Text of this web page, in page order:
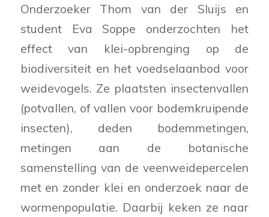
Onderzoeker Thom van der Sluijs en
student Eva Soppe onderzochten het
effect van klei-opbrenging op de
biodiversiteit en het voedselaanbod voor
weidevogels. Ze plaatsten insectenvallen
(potvallen, of vallen voor bodemkruipende
insecten), deden bodemmetingen,
metingen aan de botanische
samenstelling van de veenweidepercelen
met en zonder klei en onderzoek naar de
wormenpopulatie. Daarbij keken ze naar